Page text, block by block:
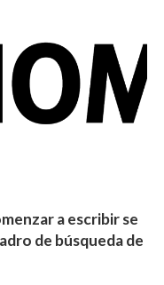
a escribir se
de búsqueda de